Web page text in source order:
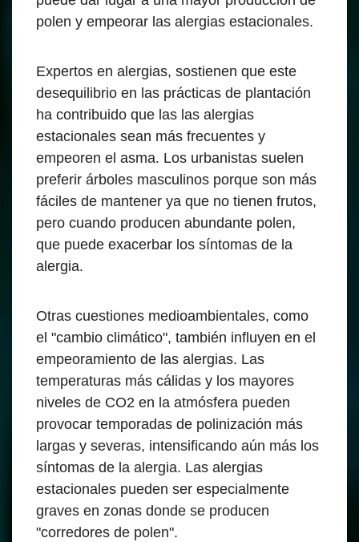
polen y empeorar las alergias estacionales.
Expertos en alergias, sostienen que este
desequilibrio en las prácticas de plantación
ha contribuido que las las alergias
estacionales sean más frecuentes y
empeoren el asma. Los urbanistas suelen
preferir árboles masculinos porque son más
fáciles de mantener ya que no tienen frutos,
pero cuando producen abundante polen,
que puede exacerbar los síntomas de la
alergia.
Otras cuestiones medioambientales, como
el "cambio climático", también influyen en el
empeoramiento de las alergias. Las
temperaturas más cálidas y los mayores
niveles de CO2 en la atmósfera pueden
provocar temporadas de polinización más
largas y severas, intensificando aún más los
síntomas de la alergia. Las alergias
estacionales pueden ser especialmente
graves en zonas donde se producen
"corredores de polen".